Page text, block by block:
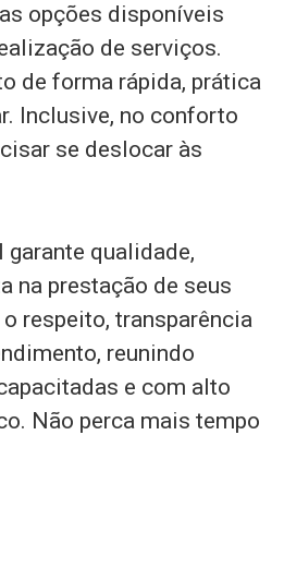
opções disponíveis
de serviços.
de forma rápida, prática
Inclusive, no conforto
se deslocar às
garante qualidade,
na prestação de seus
respeito, transparência
reunindo
e com alto
Não perca mais tempo